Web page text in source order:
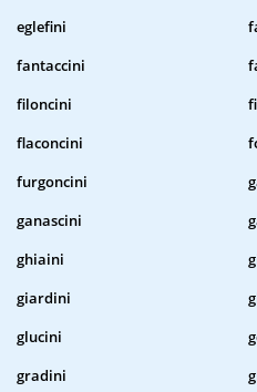
eglefini
fantaccini
filoncini
flaconcini
furgoncini
ganascini
ghiaini
giardini
glucini
gradini